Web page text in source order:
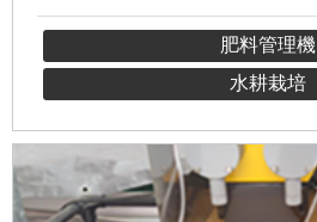
肥料管理機
水耕栽培